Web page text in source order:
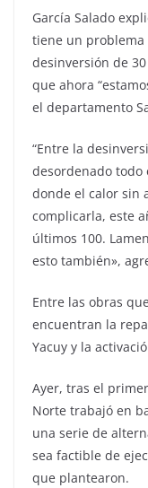
García Salado
tiene un problema
desinversión de
que ahora
el departamento
“Entre la
desordenado todo
donde el calor sin
complicarla, este
últimos 100.
esto también»,
Entre las obras
encuentran la
Yacuy y la
Ayer, tras el
Norte trabajó en
una serie de
sea factible de
que plantearon.